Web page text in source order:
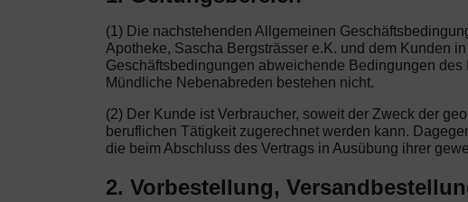
(1) Die nachstehenden Allgemeinen
Apotheke, Sascha Bergsträsser e.K. und dem Kunden
Geschäftsbedingungen abweichende Bedingungen
Mündliche Nebenabreden bestehen nicht.
(2) Der Kunde ist Verbraucher, soweit der Zweck der
beruflichen Tätigkeit zugerechnet werden kann.
die beim Abschluss des Vertrags in Ausübung ihrer
2. Vorbestellung,